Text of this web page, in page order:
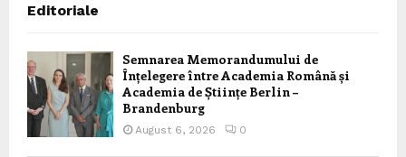
Editoriale
Semnarea Memorandumului de
Înțelegere între Academia Română și
Academia de Științe Berlin –
Brandenburg
August 6, 2026 0